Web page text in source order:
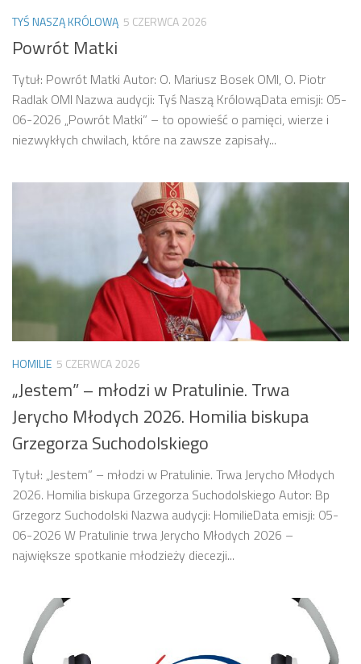
TYŚ NASZĄ KRÓLOWĄ 5 CZERWCA 2026
Powrót Matki
Tytuł: Powrót Matki Autor: O. Mariusz Bosek OMI, O. Piotr
Radlak OMI Nazwa audycji: Tyś Naszą KrólowąData emisji: 05-
06-2026 „Powrót Matki” – to opowieść o pamięci, wierze i
niezwykłych chwilach, które na zawsze zapisały...
HOMILIE 5 CZERWCA 2026
„Jestem” – młodzi w Pratulinie. Trwa
Jerycho Młodych 2026. Homilia biskupa
Grzegorza Suchodolskiego
Tytuł: „Jestem” – młodzi w Pratulinie. Trwa Jerycho Młodych
2026. Homilia biskupa Grzegorza Suchodolskiego Autor: Bp
Grzegorz Suchodolski Nazwa audycji: HomilieData emisji: 05-
06-2026 W Pratulinie trwa Jerycho Młodych 2026 –
największe spotkanie młodzieży diecezji...